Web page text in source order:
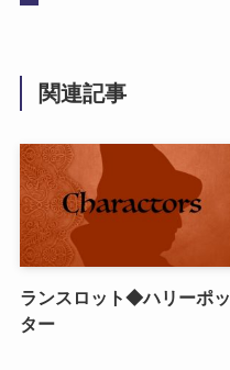
関連記事
ランスロット◆ハリーポッ
ター